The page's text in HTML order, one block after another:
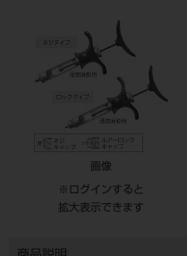
画像
※ログインすると
拡大表示できます